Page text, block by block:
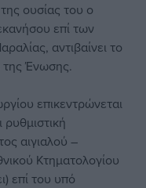
ουσίας του ο
επί των
αντιβαίνει το
της Ένωσης.
επικεντρώνεται
αιγιαλού –
Κτηματολογίου
επί του υπό